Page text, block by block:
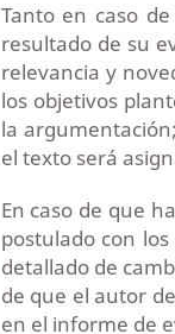
Tanto en caso
resultado de su
relevancia y
los objetivos
la
el texto será
En caso de que
postulado con
detallado de
de que el autor
en el informe